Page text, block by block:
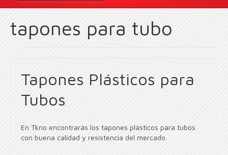
tapones para tubo
Tapones Plásticos para
Tubos
En Tkno encontrarás los tapones plásticos para tubos
con buena calidad y resistencia del mercado.